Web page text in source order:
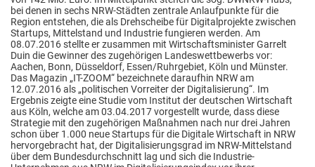
bei denen in sechs NRW-Städten zentrale Anlaufpunkte für die
Region entstehen, die als Drehscheibe für Digitalprojekte zwischen
Startups, Mittelstand und Industrie fungieren werden. Am
08.07.2016 stellte er zusammen mit Wirtschaftsminister Garrelt
Duin die Gewinner des zugehörigen Landeswettbewerbs vor:
Aachen, Bonn, Düsseldorf, Essen/Ruhrgebiet, Köln und Münster.
Das Magazin „IT-ZOOM“ bezeichnete daraufhin NRW am
12.07.2016 als „politischen Vorreiter der Digitalisierung“. Im
Ergebnis zeigte eine Studie vom Institut der deutschen Wirtschaft
aus Köln, welche am 03.04.2017 vorgestellt wurde, dass diese
Strategie mit den zugehörigen Maßnahmen nach nur drei Jahren
schon über 1.000 neue Startups für die Digitale Wirtschaft in NRW
hervorgebracht hat, der Digitalisierungsgrad im NRW-Mittelstand
über dem Bundesdurchschnitt lag und sich die Industrie-